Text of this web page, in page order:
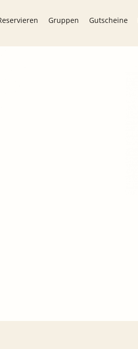
Gruppen Gutscheine